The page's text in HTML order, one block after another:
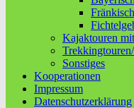
Kajaktouren
Sonstiges
Kooperationen
Impressum
Datenschutzerklärung